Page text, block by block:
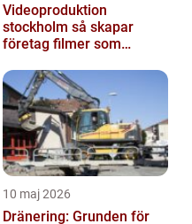
Videoproduktion
stockholm så skapar
företag filmer som
10 maj 2026
Dränering: Grunden för